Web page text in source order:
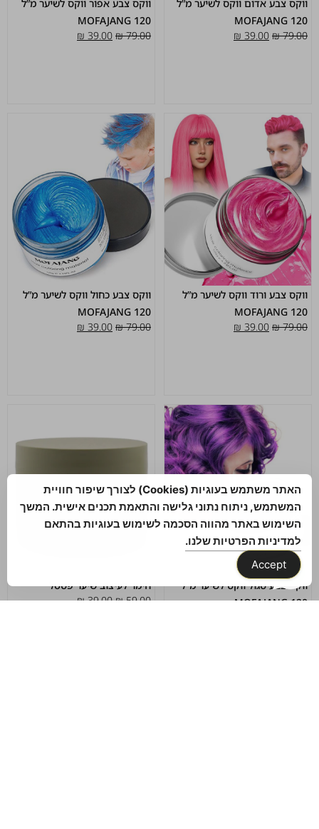
ווקס צבע אדום ווקס לשיער מ”ל
120 MOFAJANG
79.00
₪
39.00
₪
ווקס צבע אפור ווקס לשיער מ”ל
120 MOFAJANG
79.00
₪
39.00
₪
ווקס צבע ורוד ווקס לשיער מ”ל
120 MOFAJANG
79.00
₪
39.00
₪
ווקס צבע כחול ווקס לשיער מ”ל
120 MOFAJANG
79.00
₪
39.00
₪
ווקס צבע סגול ווקס לשיער מ”ל
120 MOFAJANG
חימר לעיצוב שיער פסטל
59.00
₪
39.00
₪
האתר משתמש בעוגיות (Cookies) לצורך שיפור חוויית
המשתמש, ניתוח נתוני גלישה והתאמת תכנים אישית. המשך
השימוש באתר מהווה הסכמה לשימוש בעוגיות בהתאם
למדיניות הפרטיות שלנו.
Accept